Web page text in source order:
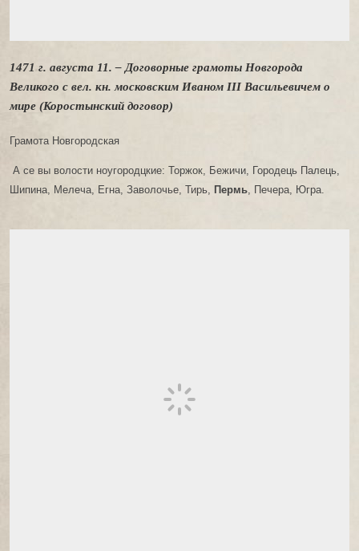
1471 г. августа 11. – Договорные грамоты Новгорода
Великого с вел. кн. московским Иваном III Васильевичем о
мире (Коростынский договор)
Грамота Новгородская
А се вы волости ноугородцкие: Торжок, Бежичи, Городець Палець,
Шипина, Мелеча, Егна, Заволочье, Тирь,
Пермь , Печера, Югра.